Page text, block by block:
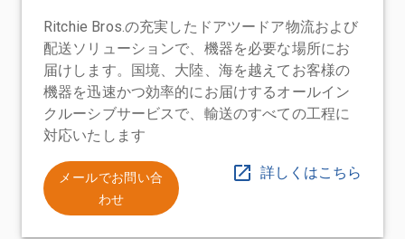
Ritchie Bros.の充実したドアツードア物流および
配送ソリューションで、機器を必要な場所にお
届けします。国境、大陸、海を越えてお客様の
機器を迅速かつ効率的にお届けするオールイン
クルーシブサービスで、輸送のすべての工程に
対応いたします
メールでお問い合
わせ
詳しくはこちら